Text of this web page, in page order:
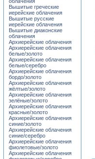
Вышитые греческие
иерейские облачения
Вышитые русские
иерейские облачения
Вышитые диаконские
облачения
Архиерейские облачения
Архиерейские облачения
белые/золото
Архиерейские облачения
белые/серебро
Архиерейские облачения
бордо/золото
Архиерейские облачения
жёлтые/золото
Архиерейские облачения
зелёные/золото
Архиерейские облачения
красные/золото
Архиерейские облачения
синие/золото
Архиерейские облачения
синие/серебро
Архиерейские облачения
фиолетовые/золото
Архиерейские облачения